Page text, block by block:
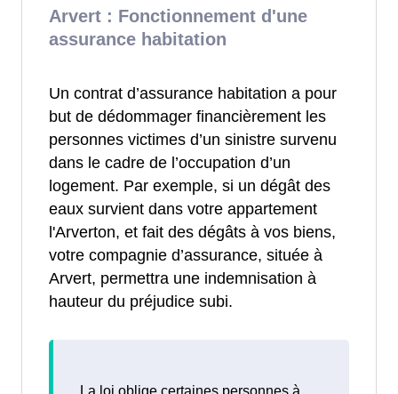
Arvert : Fonctionnement d'une
assurance habitation
Un contrat d’assurance habitation a pour
but de dédommager financièrement les
personnes victimes d’un sinistre survenu
dans le cadre de l’occupation d’un
logement. Par exemple, si un dégât des
eaux survient dans votre appartement
l'Arverton, et fait des dégâts à vos biens,
votre compagnie d’assurance, située à
Arvert, permettra une indemnisation à
hauteur du préjudice subi.
La loi oblige certaines personnes à